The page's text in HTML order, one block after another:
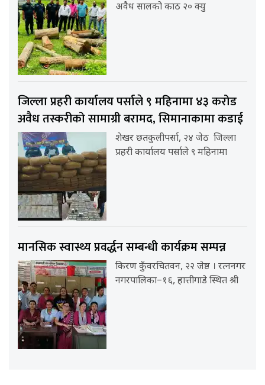
अवैध सालको काठ २० क्यु
जिल्ला प्रहरी कार्यालय पर्साले ९ महिनामा ४३ करोड
अवैध तस्करीको सामाग्री बरामद, सिमानाकामा कडाई
शेखर छतकुलीपर्सा, २४ जेठ जिल्ला
प्रहरी कार्यालय पर्साले ९ महिनामा
मानसिक स्वास्थ्य प्रवर्द्धन सम्बन्धी कार्यक्रम सम्पन्न
किरण कुँवरचितवन, २२ जेष्ठ । रत्ननगर
नगरपालिका–१६, हात्तीगाडे स्थित श्री